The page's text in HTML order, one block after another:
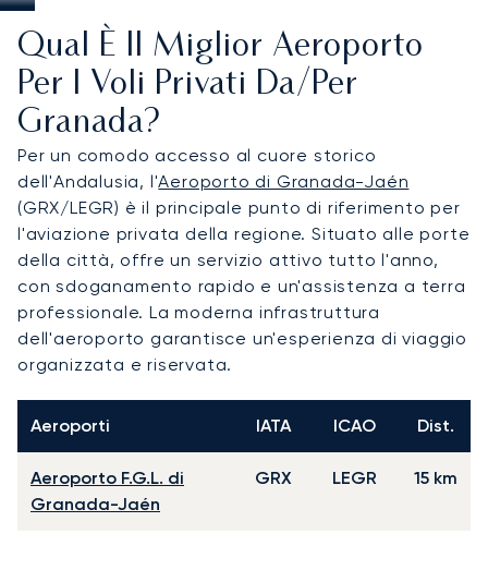
Qual È Il Miglior Aeroporto
Per I Voli Privati Da/per
Granada?
Per un comodo accesso al cuore storico
dell'Andalusia, l'Aeroporto di Granada-Jaén
(GRX/LEGR) è il principale punto di riferimento per
l'aviazione privata della regione. Situato alle porte
della città, offre un servizio attivo tutto l'anno,
con sdoganamento rapido e un'assistenza a terra
professionale. La moderna infrastruttura
dell'aeroporto garantisce un'esperienza di viaggio
organizzata e riservata.
Aeroporti IATA ICAO Dist.
Aeroporto F.G.L. di
Granada-Jaén
GRX LEGR 15 km